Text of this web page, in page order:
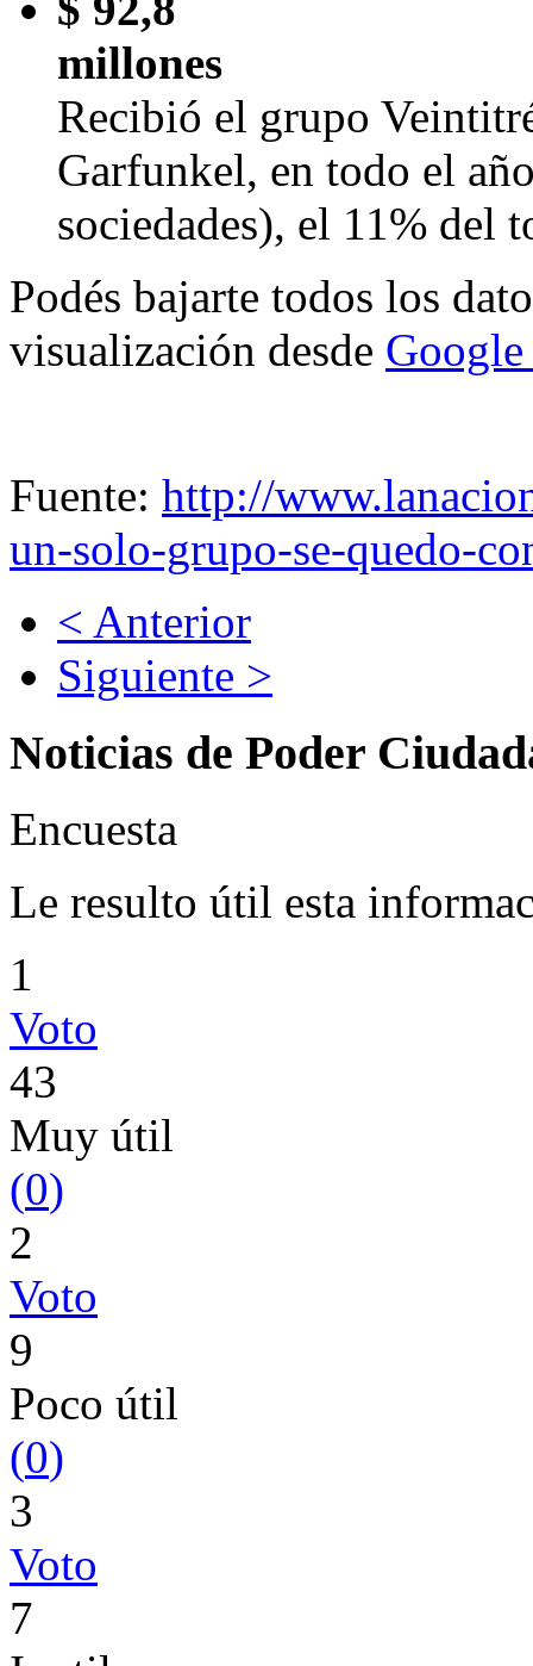
millones
Recibió el grupo
Garfunkel, en todo el
sociedades), el 11% del
Podés bajarte todos los
visualización desde
Fuente: http://
un-solo-grupo-se-quedo-
< Anterior
Siguiente >
Noticias de Poder
Encuesta
Le resulto útil esta
1
Voto
43
Muy útil
(0)
2
Voto
9
Poco útil
(0)
3
Voto
7